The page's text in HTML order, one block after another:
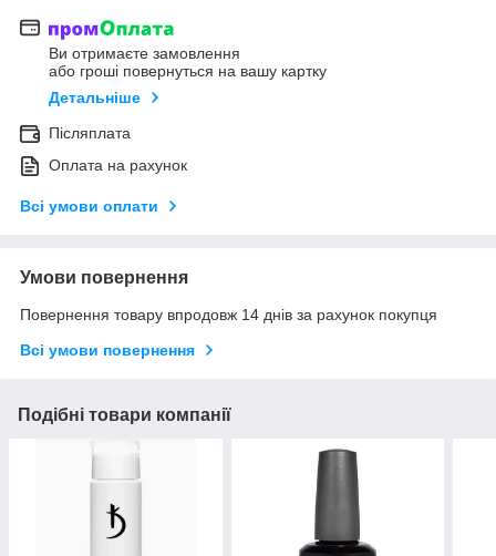
Ви отримаєте замовлення
або гроші повернуться на вашу картку
Детальніше
Післяплата
Оплата на рахунок
Всі умови оплати
Умови повернення
Повернення товару впродовж 14 днів за рахунок покупця
Всі умови повернення
Подібні товари компанії